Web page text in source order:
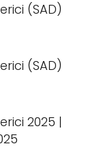
(SAD)
(SAD)
2025 |